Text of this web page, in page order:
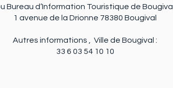
Bureau d’Information Touristique de Bougival
1 avenue de la Drionne 78380 Bougival
Autres informations , Ville de Bougival :
33 6 03 54 10 10